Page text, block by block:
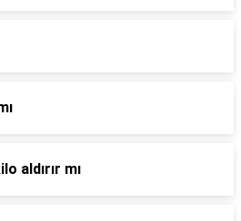
aldırır mı